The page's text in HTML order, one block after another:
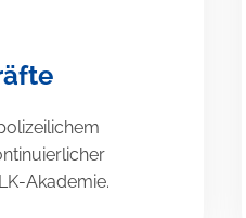
Akademie.